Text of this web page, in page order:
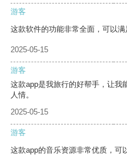
游客
这款软件的功能非常全面，可以满
2025-05-15
游客
这款app是我旅行的好帮手，让我
人情。
2025-05-15
游客
这款app的音乐资源非常优质，可